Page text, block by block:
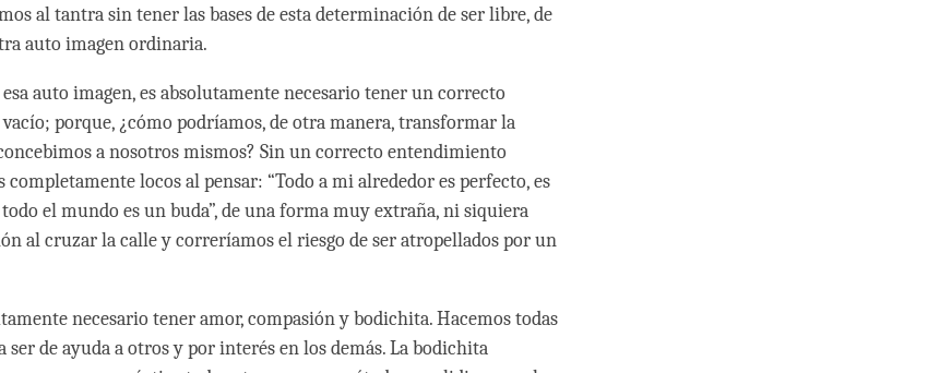
al tantra sin tener las bases de esta determinación de ser libre, de
auto imagen ordinaria.
auto imagen, es absolutamente necesario tener un correcto
porque, ¿cómo podríamos, de otra manera, transformar la
a nosotros mismos? Sin un correcto entendimiento
completamente locos al pensar: “Todo a mi alrededor es perfecto, es
el mundo es un buda”, de una forma muy extraña, ni siquiera
al cruzar la calle y correríamos el riesgo de ser atropellados por un
necesario tener amor, compasión y bodichita. Hacemos todas
ser de ayuda a otros y por interés en los demás. La bodichita